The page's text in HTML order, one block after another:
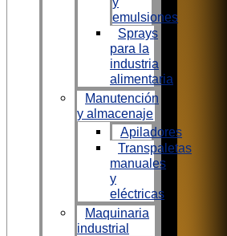
emulsiones
Sprays
para la
industria
alimentaria
Manutención
y almacenaje
Apiladores
Transpaletas
manuales
y
eléctricas
Maquinaria
industrial